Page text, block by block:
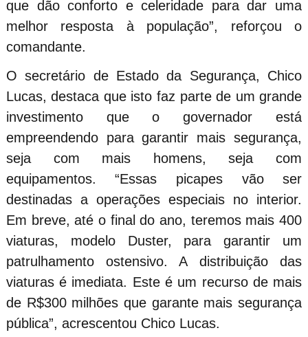
que dão conforto e celeridade para dar uma
melhor resposta à população”, reforçou o
comandante.
O secretário de Estado da Segurança, Chico
Lucas, destaca que isto faz parte de um grande
investimento que o governador está
empreendendo para garantir mais segurança,
seja com mais homens, seja com
equipamentos. “Essas picapes vão ser
destinadas a operações especiais no interior.
Em breve, até o final do ano, teremos mais 400
viaturas, modelo Duster, para garantir um
patrulhamento ostensivo. A distribuição das
viaturas é imediata. Este é um recurso de mais
de R$300 milhões que garante mais segurança
pública”, acrescentou Chico Lucas.